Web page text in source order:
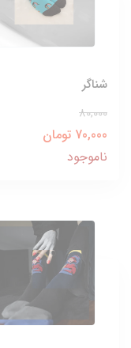
شناگر
80,000
70,000 تومان
ناموجود